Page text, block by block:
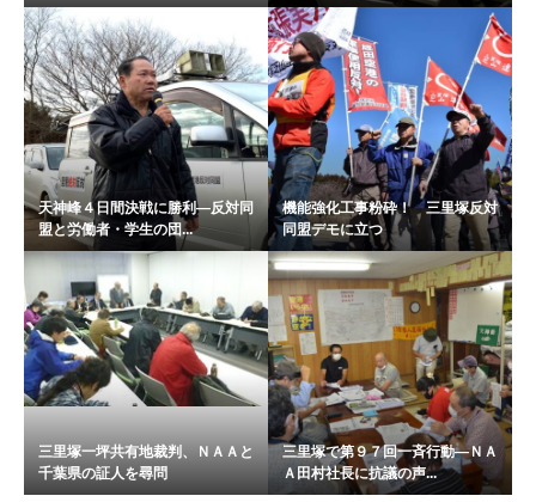
天神峰４日間決戦に勝利―反対同
盟と労働者・学生の団...
機能強化工事粉砕！ 三里塚反対
同盟デモに立つ
三里塚一坪共有地裁判、ＮＡＡと
千葉県の証人を尋問
三里塚で第９７回一斉行動―ＮＡ
Ａ田村社長に抗議の声...